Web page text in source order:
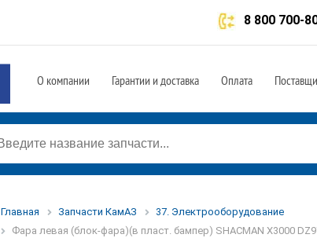
8 800 700-
О компании Гарантии и доставка Оплата
Главная Запчасти КамАЗ
37. Электрооборудование
Фара левая (блок-фара)(в пласт. бампер) SHACMAN X3000